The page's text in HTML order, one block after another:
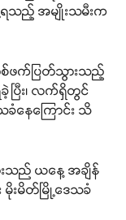
သည့် အမျိုးသမီးက
က်ပြတ်သွားသည့်
ပြီး၊ လက်ရှိတွင်
နေကြောင်း သိ
သည် ယနေ့ အချိန်
မိုးမိတ်မြို့ဒေသခံ